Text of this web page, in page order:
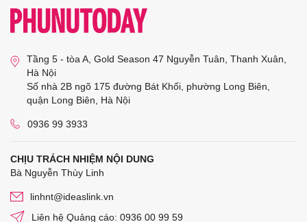
Tầng 5 - tòa A, Gold Season 47 Nguyễn Tuân, Thanh Xuân,
Hà Nội
Số nhà 2B ngõ 175 đường Bát Khối, phường Long Biên,
quận Long Biên, Hà Nội
0936 99 3933
CHỊU TRÁCH NHIỆM NỘI DUNG
Bà Nguyễn Thùy Linh
linhnt@ideaslink.vn
Liên hệ Quảng cáo: 0936 00 99 59